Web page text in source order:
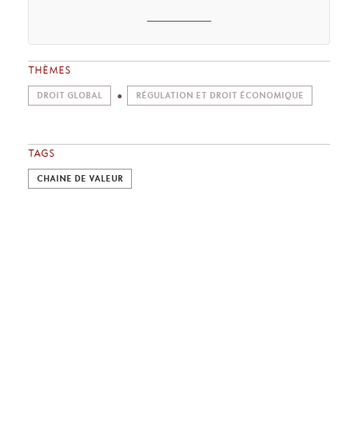
THÈMES
DROIT GLOBAL RÉGULATION ET DROIT ÉCONOMIQUE
TAGS
CHAINE DE VALEUR